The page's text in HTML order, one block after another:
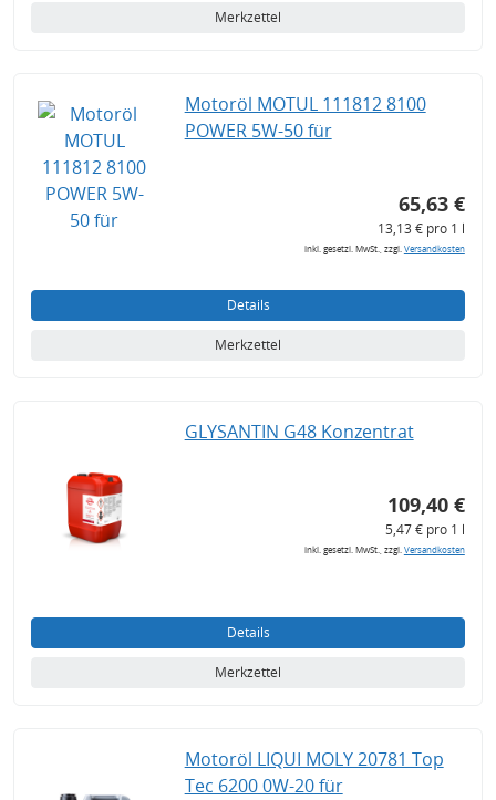
Merkzettel
Motoröl MOTUL 111812 8100
POWER 5W-50 für
65,63 €
13,13 € pro 1 l
inkl. gesetzl. MwSt., zzgl.Versandkosten
Details
Merkzettel
GLYSANTIN G48 Konzentrat
109,40 €
5,47 € pro 1 l
inkl. gesetzl. MwSt., zzgl.Versandkosten
Details
Merkzettel
Motoröl LIQUI MOLY 20781 Top
Tec 6200 0W-20 für